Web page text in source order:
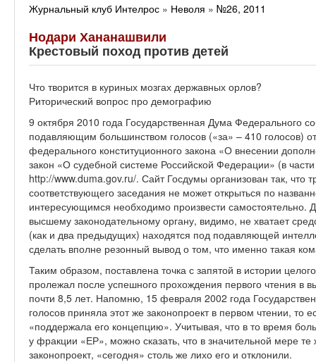
Журнальный клуб Интелрос » Неволя » №26, 2011
Нодари Хананашвили
Крестовый поход против детей
Что творится в куриных мозгах державных орлов?
Риторический вопрос про демографию
9 октября 2010 года Государственная Дума Федерального
подавляющим большинством голосов («за» – 410 голосов)
федерального конституционного закона «О внесении
закон «О судебной системе Российской Федерации» (в
http://www.duma.gov.ru/. Сайт Госдумы организован так, что
соответствующего заседания не может открыться по
интересующимся необходимо произвести
высшему законодательному органу, видимо, не хватает
(как и два предыдущих) находятся под подавляющей
сделать вполне резонный вывод о том, что именно такая
Таким образом, поставлена точка с запятой в истории
пролежал после успешного прохождения первого чтения в
почти 8,5 лет. Напомню, 15 февраля 2002 года
голосов приняла этот же законопроект в первом чтении, то
«поддержала его концепцию». Учитывая, что в то время
у фракции «ЕР», можно сказать, что в значительной мере
законопроект, «сегодня» столь же лихо его и отклонили.